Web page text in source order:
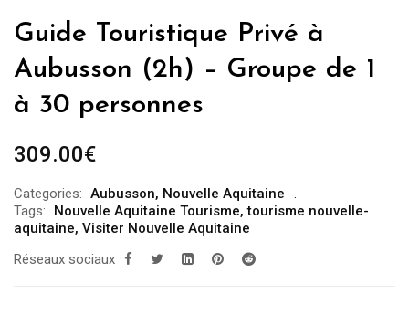
Guide Touristique Privé à
Aubusson (2h) – Groupe de 1
à 30 personnes
309.00€
Categories: Aubusson, Nouvelle Aquitaine
Tags:
Nouvelle Aquitaine Tourisme,tourisme nouvelle-
aquitaine, Visiter Nouvelle Aquitaine
Réseaux sociaux